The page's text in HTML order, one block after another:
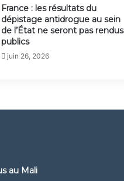
France : les résultats du
dépistage antidrogue au sein
de l’État ne seront pas rendus
publics
juin 26, 2026
au Mali